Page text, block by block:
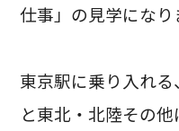
仕事」の見学になり
東京駅に乗り入れ
と東北・北陸その